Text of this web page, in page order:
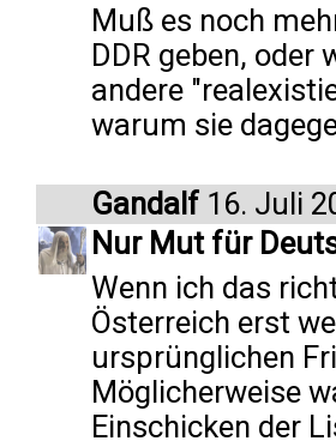
Muß es noch
DDR geben,
andere
warum sie
Gandalf 16. Juli
Nur Mut für
Wenn ich das
Österreich erst
ursprünglichen
Möglicherweise
Einschicken der